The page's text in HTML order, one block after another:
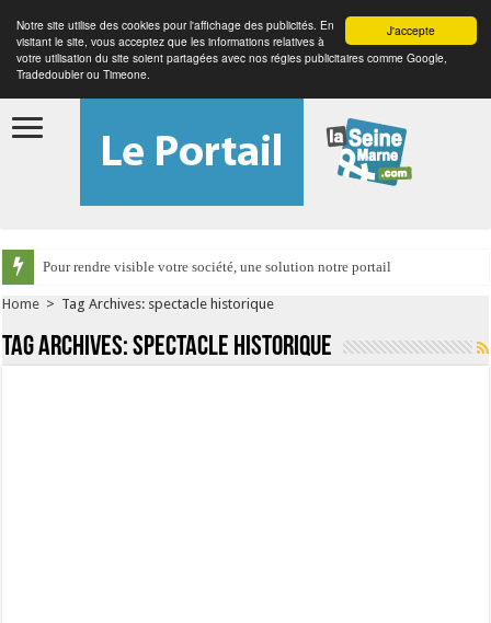
J'accepte
Notre site utilise des cookies pour l'affichage des publicités. En
visitant le site, vous acceptez que les informations relatives à
votre utilisation du site soient partagées avec nos régies publicitaires comme Google,
Tradedoubler ou Timeone.
Pour rendre visible votre société, une solution notre portail
Home > Tag Archives: spectacle historique
Tag Archives:spectacle historique